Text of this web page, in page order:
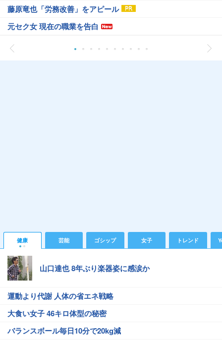
藤原竜也「労務改善」をアピール
元セク女 現在の職業を告白
健康 芸能 ゴシップ 女子 トレンド
山口達也 8年ぶり楽器姿に感涙か
運動より代謝 人体の省エネ戦略
大食い女子 46キロ体型の秘密
バランスボール毎日10分で20kg減